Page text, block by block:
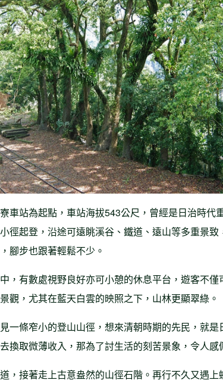
車站為起點，車站海拔543公尺，曾經是日治時代
徑起登，沿途可遠眺溪谷、鐵道、遠山等多重景
腳步也跟著輕鬆不少。
，有數處視野良好亦可小憩的休息平台，遊客不
觀，尤其在藍天白雲的映照之下，山林更顯翠綠。
一條窄小的登山山徑，想來清朝時期的先民，就
換取微薄收入，那為了討生活的刻苦景象，令人感
，接著走上古意盎然的山徑石階。再行不久又遇